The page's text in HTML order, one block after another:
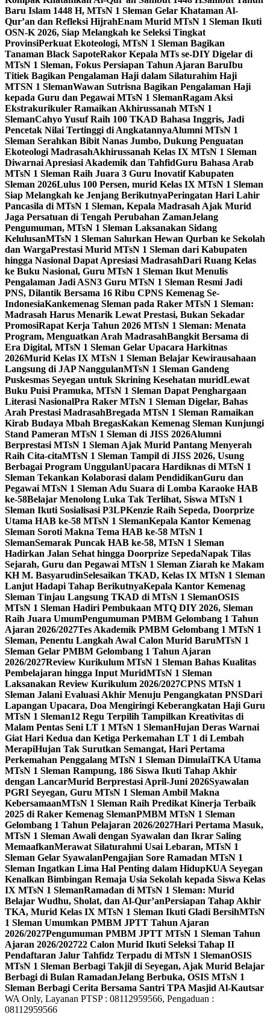
Baru Islam 1448 H, MTsN 1 Sleman Gelar Khataman Al-
Qur’an dan Refleksi HijrahEnam Murid MTsN 1 Sleman Ikuti
OSN-K 2026, Siap Melangkah ke Seleksi Tingkat
ProvinsiPerkuat Ekoteologi, MTsN 1 Sleman Bagikan
Tanaman Black SapoteRakor Kepala MTs se-DIY Digelar di
MTsN 1 Sleman, Fokus Persiapan Tahun Ajaran BaruIbu
Titiek Bagikan Pengalaman Haji dalam Silaturahim Haji
MTSN 1 SlemanWawan Sutrisna Bagikan Pengalaman Haji
kepada Guru dan Pegawai MTsN 1 SlemanRagam Aksi
Ekstrakurikuler Ramaikan Akhirussanah MTsN 1
SlemanCahyo Yusuf Raih 100 TKAD Bahasa Inggris, Jadi
Pencetak Nilai Tertinggi di AngkatannyaAlumni MTsN 1
Sleman Serahkan Bibit Nanas Jumbo, Dukung Penguatan
Ekoteologi MadrasahAkhirussanah Kelas IX MTsN 1 Sleman
Diwarnai Apresiasi Akademik dan TahfidGuru Bahasa Arab
MTsN 1 Sleman Raih Juara 3 Guru Inovatif Kabupaten
Sleman 2026Lulus 100 Persen, murid Kelas IX MTsN 1 Sleman
Siap Melangkah ke Jenjang BerikutnyaPeringatan Hari Lahir
Pancasila di MTsN 1 Sleman, Kepala Madrasah Ajak Murid
Jaga Persatuan di Tengah Perubahan ZamanJelang
Pengumuman, MTsN 1 Sleman Laksanakan Sidang
KelulusanMTsN 1 Sleman Salurkan Hewan Qurban ke Sekolah
dan WargaPrestasi Murid MTsN 1 Sleman dari Kabupaten
hingga Nasional Dapat Apresiasi MadrasahDari Ruang Kelas
ke Buku Nasional, Guru MTsN 1 Sleman Ikut Menulis
Pengalaman Jadi ASN3 Guru MTsN 1 Sleman Resmi Jadi
PNS, Dilantik Bersama 16 Ribu CPNS Kemenag Se-
IndonesiaKankemenag Sleman pada Raker MTsN 1 Sleman:
Madrasah Harus Menarik Lewat Prestasi, Bukan Sekadar
PromosiRapat Kerja Tahun 2026 MTsN 1 Sleman: Menata
Program, Menguatkan Arah MadrasahBangkit Bersama di
Era Digital, MTsN 1 Sleman Gelar Upacara Harkitnas
2026Murid Kelas IX MTsN 1 Sleman Belajar Kewirausahaan
Langsung di JAP NanggulanMTsN 1 Sleman Gandeng
Puskesmas Seyegan untuk Skrining Kesehatan muridLewat
Buku Puisi Pramuka, MTsN 1 Sleman Dapat Penghargaan
Literasi NasionalPra Raker MTsN 1 Sleman Digelar, Bahas
Arah Prestasi MadrasahBregada MTsN 1 Sleman Ramaikan
Kirab Budaya Mbah BregasKakan Kemenag Sleman Kunjungi
Stand Pameran MTsN 1 Sleman di JISS 2026Alumni
Berprestasi MTsN 1 Sleman Ajak Murid Pantang Menyerah
Raih Cita-citaMTsN 1 Sleman Tampil di JISS 2026, Usung
Berbagai Program UnggulanUpacara Hardiknas di MTsN 1
Sleman Tekankan Kolaborasi dalam PendidikanGuru dan
Pegawai MTsN 1 Sleman Adu Suara di Lomba Karaoke HAB
ke-58Belajar Menolong Luka Tak Terlihat, Siswa MTsN 1
Sleman Ikuti Sosialisasi P3LPKenzie Raih Sepeda, Doorprize
Utama HAB ke-58 MTsN 1 SlemanKepala Kantor Kemenag
Sleman Soroti Makna Tema HAB ke-58 MTsN 1
SlemanSemarak Puncak HAB ke-58, MTsN 1 Sleman
Hadirkan Jalan Sehat hingga Doorprize SepedaNapak Tilas
Sejarah, Guru dan Pegawai MTsN 1 Sleman Ziarah ke Makam
KH M. BasyarudinSelesaikan TKAD, Kelas IX MTsN 1 Sleman
Lanjut Hadapi Tahap BerikutnyaKepala Kantor Kemenag
Sleman Tinjau Langsung TKAD di MTsN 1 SlemanOSIS
MTsN 1 Sleman Hadiri Pembukaan MTQ DIY 2026, Sleman
Raih Juara UmumPengumuman PMBM Gelombang 1 Tahun
Ajaran 2026/2027Tes Akademik PMBM Gelombang 1 MTsN 1
Sleman, Penentu Langkah Awal Calon Murid BaruMTsN 1
Sleman Gelar PMBM Gelombang 1 Tahun Ajaran
2026/2027Review Kurikulum MTsN 1 Sleman Bahas Kualitas
Pembelajaran hingga Input MuridMTsN 1 Sleman
Laksanakan Review Kurikulum 2026/2027CPNS MTsN 1
Sleman Jalani Evaluasi Akhir Menuju Pengangkatan PNSDari
Lapangan Upacara, Doa Mengiringi Keberangkatan Haji Guru
MTsN 1 Sleman12 Regu Terpilih Tampilkan Kreativitas di
Malam Pentas Seni LT 1 MTsN 1 SlemanHujan Deras Warnai
Giat Hari Kedua dan Ketiga Perkemahan LT 1 di Lembah
MerapiHujan Tak Surutkan Semangat, Hari Pertama
Perkemahan Penggalang MTsN 1 Sleman DimulaiTKA Utama
MTsN 1 Sleman Rampung, 186 Siswa Ikuti Tahap Akhir
dengan LancarMurid Berprestasi April-Juni 2026Syawalan
PGRI Seyegan, Guru MTsN 1 Sleman Ambil Makna
KebersamaanMTsN 1 Sleman Raih Predikat Kinerja Terbaik
2025 di Raker Kemenag SlemanPMBM MTsN 1 Sleman
Gelombang 1 Tahun Pelajaran 2026/2027Hari Pertama Masuk,
MTsN 1 Sleman Awali dengan Syawalan dan Ikrar Saling
MemaafkanMerawat Silaturahmi Usai Lebaran, MTsN 1
Sleman Gelar SyawalanPengajian Sore Ramadan MTsN 1
Sleman Ingatkan Lima Hal Penting dalam HidupKUA Seyegan
Kenalkan Bimbingan Remaja Usia Sekolah kepada Siswa Kelas
IX MTsN 1 SlemanRamadan di MTsN 1 Sleman: Murid
Belajar Wudhu, Sholat, dan Al-Qur’anPersiapan Tahap Akhir
TKA, Murid Kelas IX MTsN 1 Sleman Ikuti Gladi BersihMTsN
1 Sleman Umumkan PMBM JPTT Tahun Ajaran
2026/2027Pengumuman PMBM JPTT MTsN 1 Sleman Tahun
Ajaran 2026/202722 Calon Murid Ikuti Seleksi Tahap II
Pendaftaran Jalur Tahfidz Terpadu di MTsN 1 SlemanOSIS
MTsN 1 Sleman Berbagi Takjil di Seyegan, Ajak Murid Belajar
Berbagi di Bulan RamadanJelang Berbuka, OSIS MTsN 1
Sleman Berbagi Cerita Bersama Santri TPA Masjid Al-Kautsar
WA Only, Layanan PTSP : 08112959566, Pengaduan :
08112959566